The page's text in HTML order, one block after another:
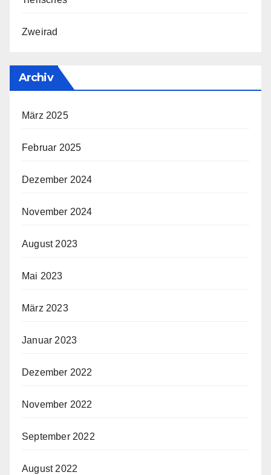
Zweirad
Archiv
März 2025
Februar 2025
Dezember 2024
November 2024
August 2023
Mai 2023
März 2023
Januar 2023
Dezember 2022
November 2022
September 2022
August 2022